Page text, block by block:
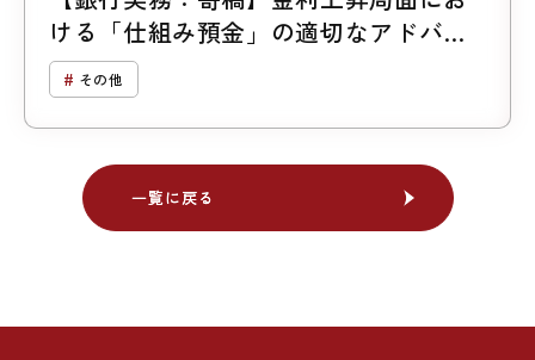
ける「仕組み預金」の適切なアドバイ
ス その他
一覧に戻る
一覧に戻る